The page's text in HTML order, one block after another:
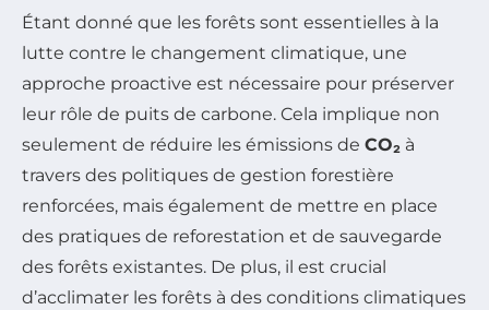
Étant donné que les forêts sont essentielles à la
lutte contre le changement climatique, une
approche proactive est nécessaire pour préserver
leur rôle de puits de carbone. Cela implique non
seulement de réduire les émissions de CO₂ à
travers des politiques de gestion forestière
renforcées, mais également de mettre en place
des pratiques de reforestation et de sauvegarde
des forêts existantes. De plus, il est crucial
d’acclimater les forêts à des conditions climatiques